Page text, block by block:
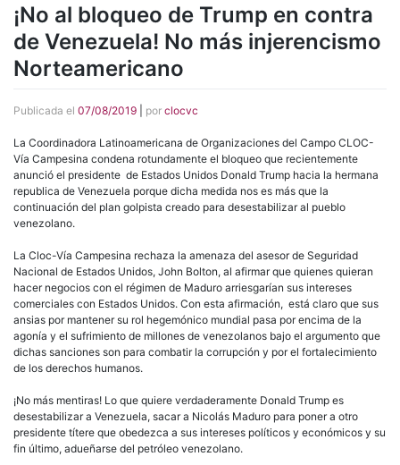
¡No al bloqueo de Trump en contra
de Venezuela! No más injerencismo
Norteamericano
Publicada el 07/08/2019 por clocvc
La Coordinadora Latinoamericana de Organizaciones del Campo CLOC-
Vía Campesina condena rotundamente el bloqueo que recientemente
anunció el presidente de Estados Unidos Donald Trump hacia la hermana
republica de Venezuela porque dicha medida nos es más que la
continuación del plan golpista creado para desestabilizar al pueblo
venezolano.
La Cloc-Vía Campesina rechaza la amenaza del asesor de Seguridad
Nacional de Estados Unidos, John Bolton, al afirmar que quienes quieran
hacer negocios con el régimen de Maduro arriesgarían sus intereses
comerciales con Estados Unidos. Con esta afirmación, está claro que sus
ansias por mantener su rol hegemónico mundial pasa por encima de la
agonía y el sufrimiento de millones de venezolanos bajo el argumento que
dichas sanciones son para combatir la corrupción y por el fortalecimiento
de los derechos humanos.
¡No más mentiras! Lo que quiere verdaderamente Donald Trump es
desestabilizar a Venezuela, sacar a Nicolás Maduro para poner a otro
presidente títere que obedezca a sus intereses políticos y económicos y su
fin último, adueñarse del petróleo venezolano.